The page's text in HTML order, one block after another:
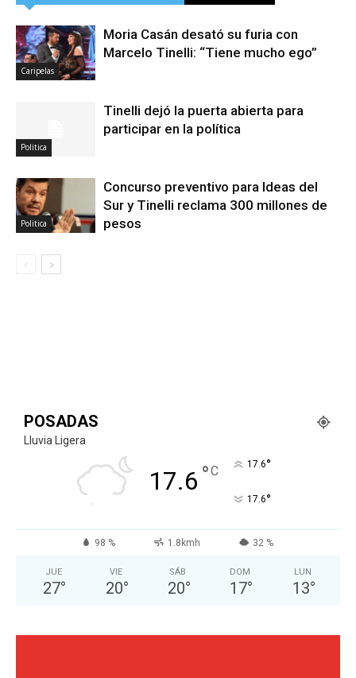
Caripelas
Moria Casán desató su furia con
Marcelo Tinelli: “Tiene mucho ego”
Politica
Tinelli dejó la puerta abierta para
participar en la política
Politica
Concurso preventivo para Ideas del
Sur y Tinelli reclama 300 millones de
pesos
POSADAS
Lluvia Ligera
17.6 °C 17.6°
17.6°
98 % 1.8kmh 32 %
JUE
27°
VIE
20°
SÁB
20°
DOM
17°
LUN
13°